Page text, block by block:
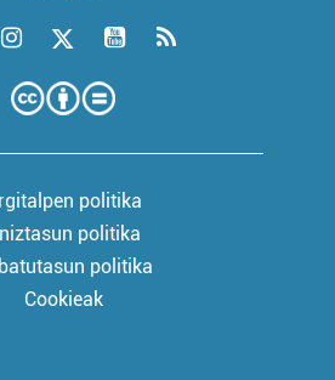
politika
politika
politika
Cookieak